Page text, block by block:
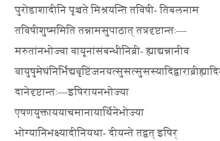
पुरोडाशादीनि पृञ्चते मिश्रयन्ति तविषी- तिबलनाम
तविषीशुष्ममिति तन्नामसुपाठात् तत्रदृष्टान्तः—
मरुतांनभोज्वा वायूनांसंबन्धीनिव्री- ह्याद्यन्नानीव
दानेदृष्टान्तः—इषिरायनभोज्या
एषणयुक्ताययाचमानायार्थिनेभोज्या
भोग्यानिभक्ष्यादीनियथा- दीयन्ते तद्वत् इषिर्